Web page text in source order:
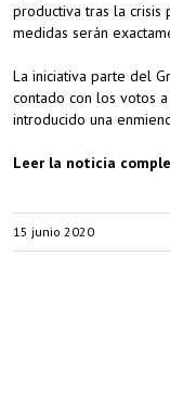
productiva tras la crisis
medidas serán
La iniciativa parte del
contado con los votos
introducido una
Leer la noticia
15 junio 2020